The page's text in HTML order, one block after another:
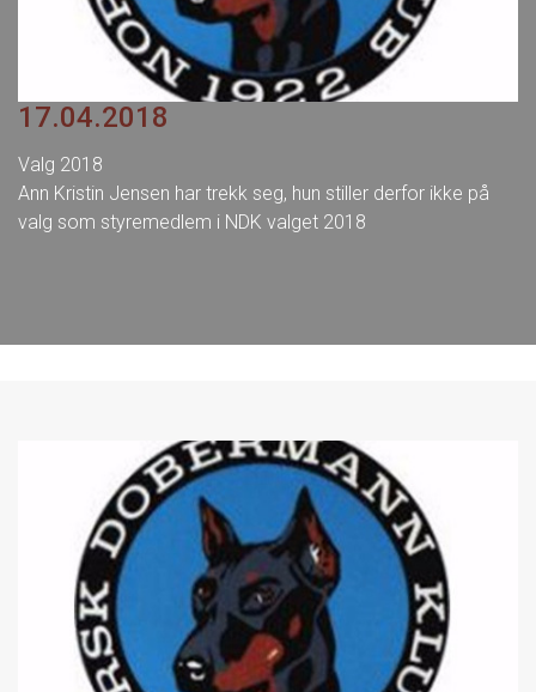
17.04.2018
Valg 2018
Ann Kristin Jensen har trekk seg, hun stiller derfor ikke på
valg som styremedlem i NDK valget 2018